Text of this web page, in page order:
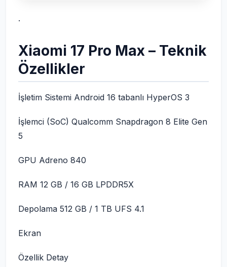
.
Xiaomi 17 Pro Max – Teknik
Özellikler
İşletim Sistemi Android 16 tabanlı HyperOS 3
İşlemci (SoC) Qualcomm Snapdragon 8 Elite Gen
5
GPU Adreno 840
RAM 12 GB / 16 GB LPDDR5X
Depolama 512 GB / 1 TB UFS 4.1
Ekran
Özellik Detay